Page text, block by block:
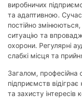
виробничих
та адаптивною.
постійно змінюються,
ситуацію та
охорони. Регулярні
слабкі місця та
Загалом, професійна
підприємств
та захисту інтересів